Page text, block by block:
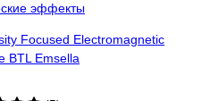
эффекты
Focused Electromagnetic
BTL Emsella